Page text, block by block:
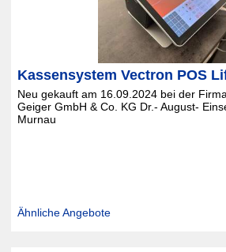
Kassensystem Vectron POS
Neu gekauft am 16.09.2024 bei der
Geiger GmbH & Co. KG Dr.- August-
Murnau
Ähnliche Angebote